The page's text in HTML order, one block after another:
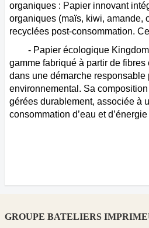
organiques : Papier innovant
organiques (maïs, kiwi, amande,
recyclées post-consommation.
- Papier écologique
gamme fabriqué à partir de
dans une démarche responsable
environnemental. Sa
gérées durablement, associée à
consommation d’eau et d’énergie
GROUPE BATELIERS